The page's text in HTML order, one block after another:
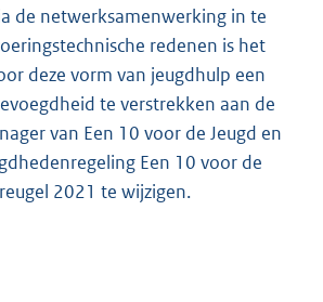
de netwerksamenwerking in te
redenen is het
deze vorm van jeugdhulp een
te verstrekken aan de
van Een 10 voor de Jeugd en
Een 10 voor de
2021 te wijzigen.